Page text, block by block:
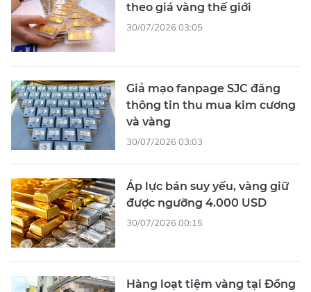
theo giá vàng thế giới
30/07/2026 03:05
Giả mạo fanpage SJC đăng
thông tin thu mua kim cương
và vàng
30/07/2026 03:03
Áp lực bán suy yếu, vàng giữ
được ngưỡng 4.000 USD
30/07/2026 00:15
Hàng loạt tiệm vàng tại Đồng